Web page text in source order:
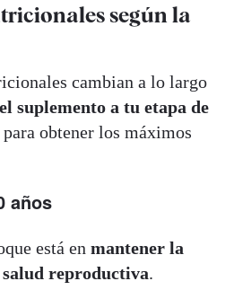
según la
cambian a lo largo
suplemento a tu etapa de
obtener los máximos
años
está en mantener la
reproductiva.